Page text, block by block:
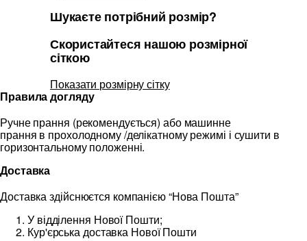
Шукаєте потрібний розмір?
Скористайтеся нашою розмірної
сіткою
Показати розмірну сітку
Правила догляду
Ручне прання (рекомендується) або машинне
прання в прохолодному /делікатному режимі і сушити в
горизонтальному положенні.
Доставка
Доставка здійснюєтся компанією “Нова Пошта”
У відділення Нової Пошти;
Кур'єрська доставка Нової Пошти